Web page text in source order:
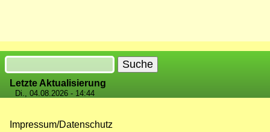
Suche
Letzte Aktualisierung
Di., 04.08.2026 - 14:44
Impressum/Datenschutz